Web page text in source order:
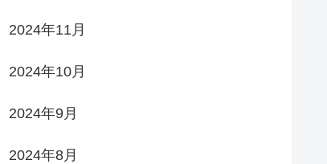
2024年11月
2024年10月
2024年9月
2024年8月